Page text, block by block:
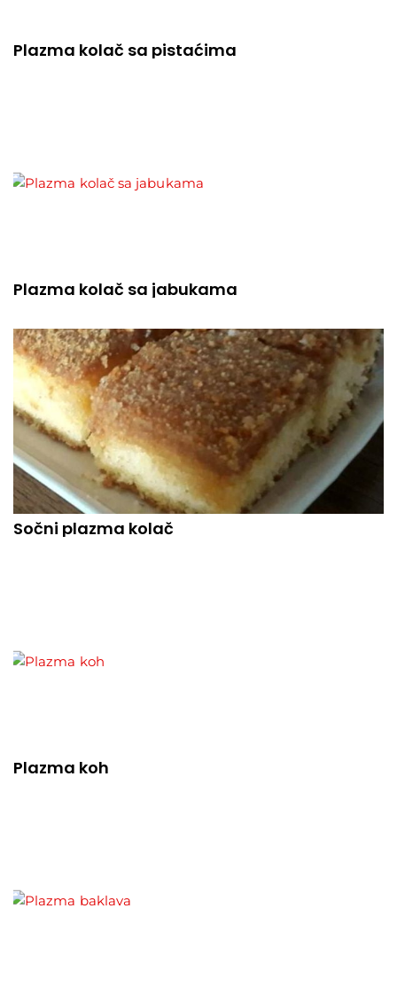
Plazma kolač sa pistaćima
Plazma kolač sa jabukama
Sočni plazma kolač
Plazma koh